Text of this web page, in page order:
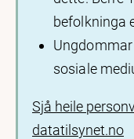
befolkninga
sosiale
Sjå heile
datatilsynet.no